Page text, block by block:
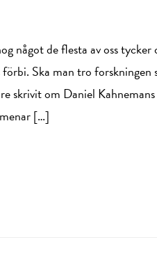
något de flesta av oss
Ska man tro
skrivit om Daniel
[…]